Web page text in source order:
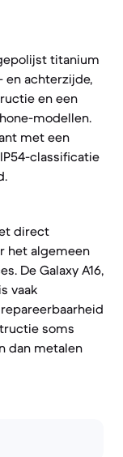
titanium
en achterzijde,
en een
modellen.
met een
classificatie
direct
het algemeen
De Galaxy A16,
vaak
soms
dan metalen